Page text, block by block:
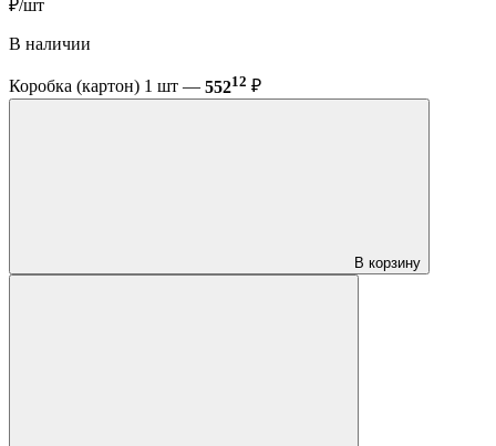
₽/шт
В наличии
Коробка (картон) 1 шт — 55212 ₽
В корзину